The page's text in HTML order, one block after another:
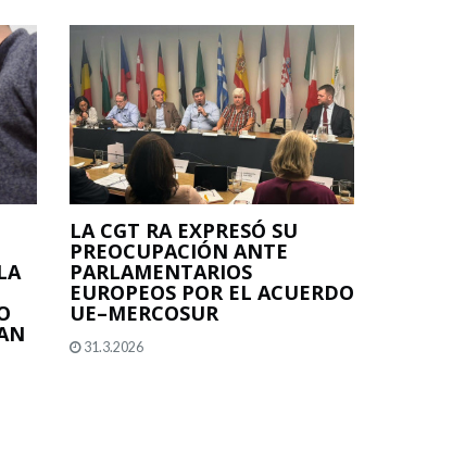
LA CGT RA EXPRESÓ SU
PREOCUPACIÓN ANTE
PARLAMENTARIOS
EUROPEOS POR EL ACUERDO
UE–MERCOSUR
31.3.2026